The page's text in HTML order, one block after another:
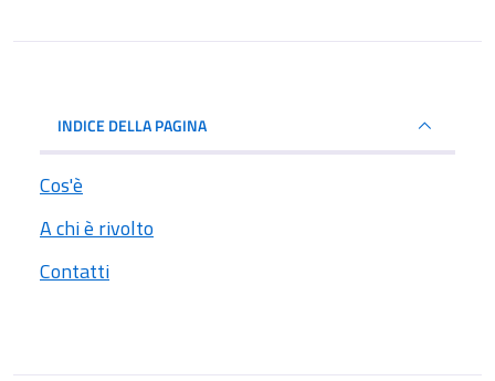
INDICE DELLA PAGINA
Cos'è
A chi è rivolto
Contatti